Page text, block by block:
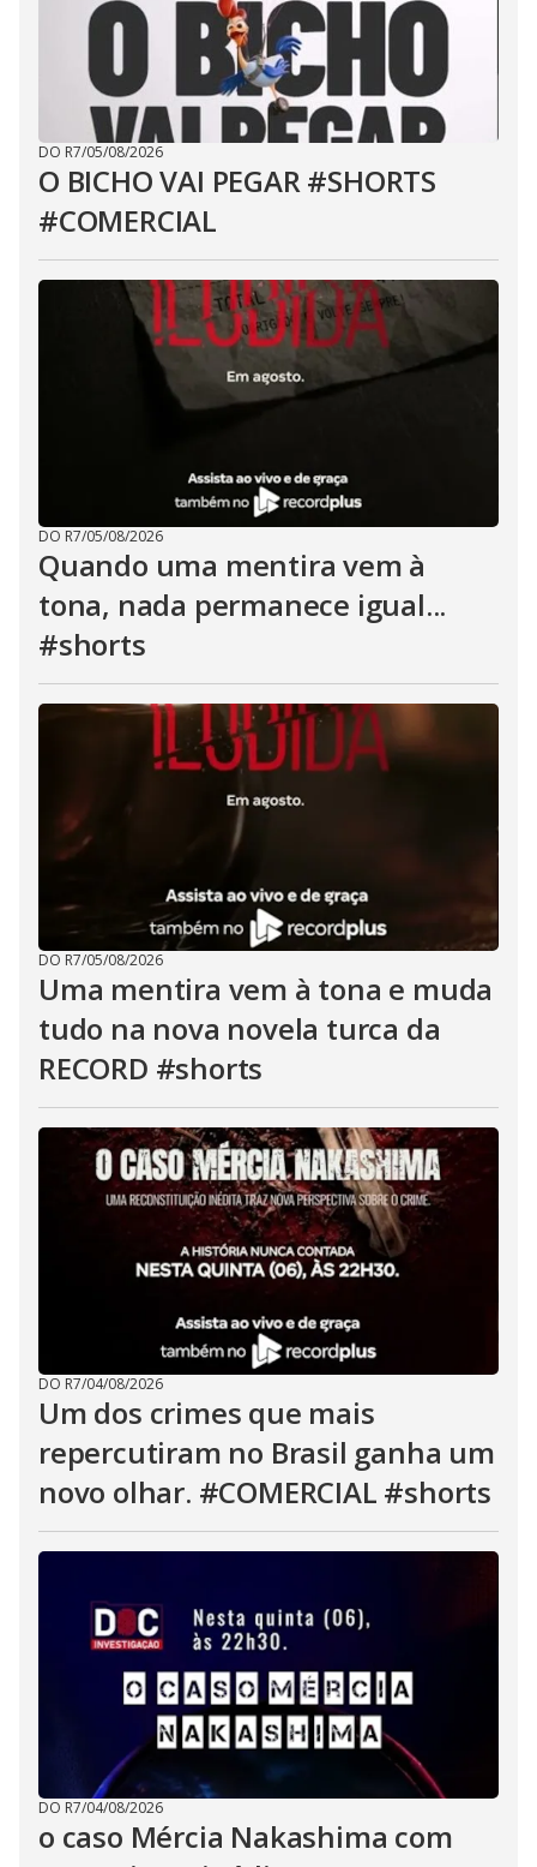
DO R7/05/08/2026
O BICHO VAI PEGAR #SHORTS
#COMERCIAL
DO R7/05/08/2026
Quando uma mentira vem à
tona, nada permanece igual...
#shorts
DO R7/05/08/2026
Uma mentira vem à tona e muda
tudo na nova novela turca da
RECORD #shorts
DO R7/04/08/2026
Um dos crimes que mais
repercutiram no Brasil ganha um
novo olhar. #COMERCIAL #shorts
DO R7/04/08/2026
o caso Mércia Nakashima com